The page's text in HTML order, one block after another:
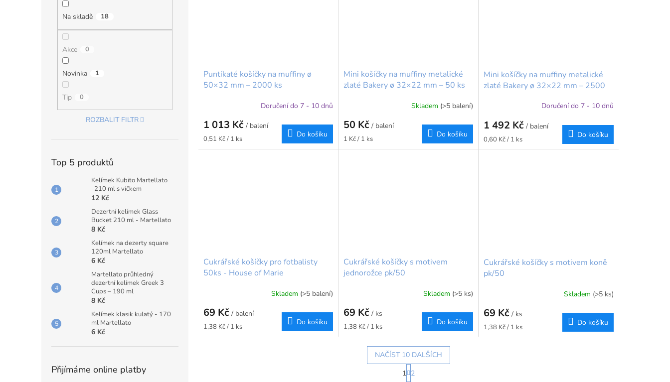
Na skladě 18
Akce 0
Novinka 1
Tip 0
ROZBALIT FILTR
Top 5 produktů
Kelímek Kubito Martellato
-210 ml s víčkem
12 Kč
Dezertní kelímek Glass
Bucket 210 ml - Martellato
8 Kč
Kelímek na dezerty square
120ml Martellato
6 Kč
Martellato průhledný
dezertní kelímek Greek 3
Cups – 190 ml
8 Kč
Kelímek klasik kulatý - 170
ml Martellato
6 Kč
Přijímáme online platby
Puntíkaté košíčky na muffiny ø
50×32 mm – 2000 ks
Doručení do 7 - 10 dnů
1 013 Kč / balení
Měrná
cena:
0,51 Kč / 1 ks Do košíku
Mini košíčky na muffiny metalické
zlaté Bakery ø 32×22 mm – 50 ks
Skladem (>5 balení)
50 Kč / balení
Měrná
cena:
1 Kč / 1 ks Do košíku
Mini košíčky na muffiny metalické
zlaté Bakery ø 32×22 mm – 2500
Doručení do 7 - 10 dnů
1 492 Kč / balení
Měrná
cena:
0,60 Kč / 1 ks Do košíku
Cukrářské košíčky pro fotbalisty
50ks - House of Marie
produktu
je
5,0
Skladem (>5 balení)
69 Kč / balení
Měrná
1,38 Kč / 1 ks Do košíku
Cukrářské košíčky s motivem
jednorožce pk/50
Skladem (>5 ks)
69 Kč / ks
Měrná
1,38 Kč / 1 ks Do košíku
Cukrářské košíčky s motivem koně
pk/50
Skladem (>5 ks)
69 Kč / ks
Měrná
1,38 Kč / 1 ks Do košíku
O
NAČÍST 10 DALŠÍCH
S
t
1 2